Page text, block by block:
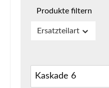
Produkte filtern
Ersatzteilart
Kaskade 6